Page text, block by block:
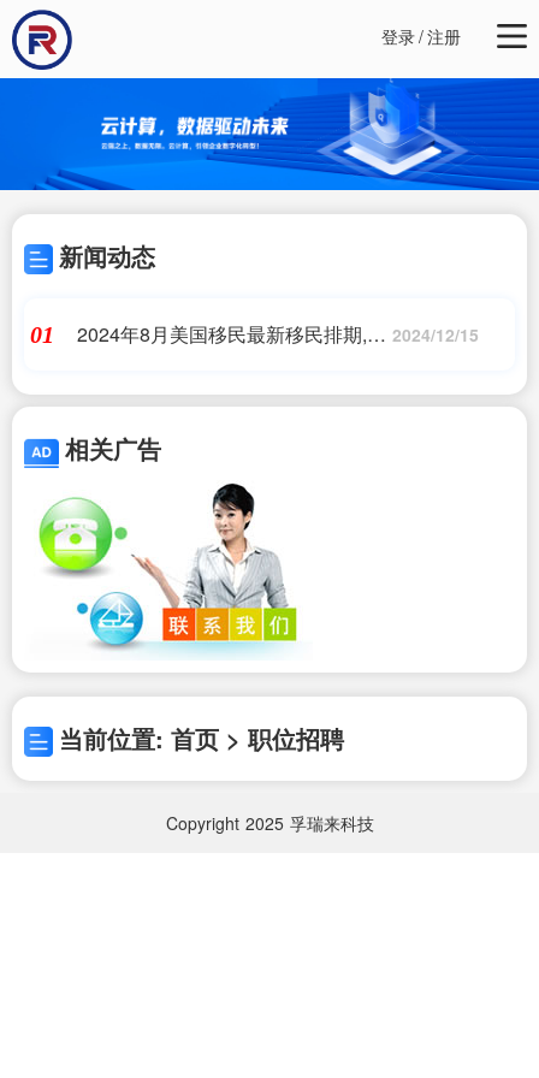
登录/注册
新闻动态
01
2024年8月美国移民最新移民排期,一
【2024排期、配额、评估表】,美国
2024/12/15
相关广告
当前位置: 首页 > 职位招聘
Copyright 2025 孚瑞来科技